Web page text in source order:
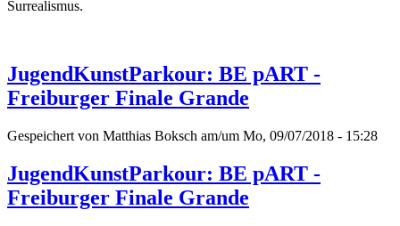
Surrealismus.
JugendKunstParkour: BE pART -
Freiburger Finale Grande
Gespeichert von Matthias Boksch am/um Mo, 09/07/2018 - 15:28
JugendKunstParkour: BE pART -
Freiburger Finale Grande